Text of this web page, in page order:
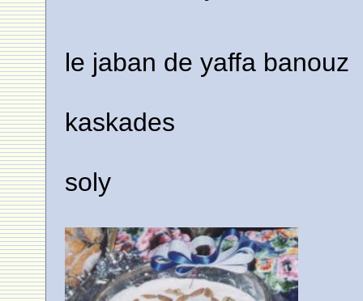
le jaban de yaffa banouz
kaskades
soly